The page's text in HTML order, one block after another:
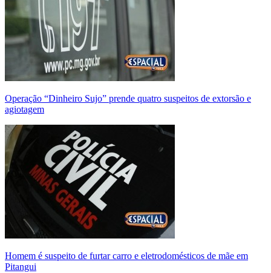
Operação “Dinheiro Sujo” prende quatro suspeitos de extorsão e
agiotagem
Homem é suspeito de furtar carro e eletrodomésticos de mãe em
Pitangui